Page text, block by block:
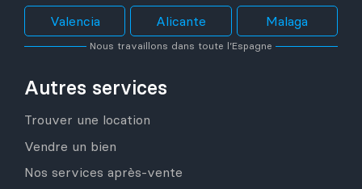
Valencia Alicante Malaga
Nous travaillons dans toute l’Espagne
Autres services
Trouver une location
Vendre un bien
Nos services après-vente